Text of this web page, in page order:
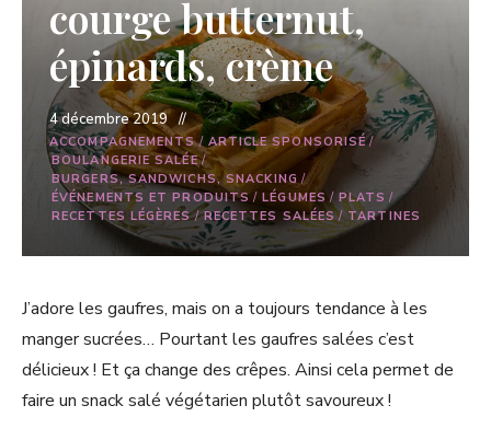
courge butternut,
épinards, crème
4 décembre 2019
ACCOMPAGNEMENTS/ ARTICLE SPONSORISÉ/
BOULANGERIE SALÉE/
BURGERS, SANDWICHS, SNACKING /
ÉVÉNEMENTS ET PRODUITS/ LÉGUMES / PLATS /
RECETTES LÉGÈRES/RECETTES SALÉES/TARTINES
J’adore les gaufres, mais on a toujours tendance à les
manger sucrées… Pourtant les gaufres salées c’est
délicieux ! Et ça change des crêpes. Ainsi cela permet de
faire un snack salé végétarien plutôt savoureux !